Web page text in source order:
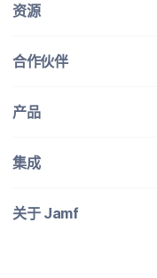
资源
合作​伙伴
产品
集成
关于Jamf